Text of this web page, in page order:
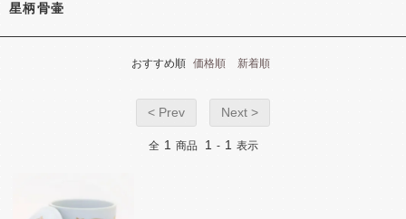
星柄骨壷
おすすめ順 価格順 新着順
< Prev Next >
全 1 商品 1 - 1 表示